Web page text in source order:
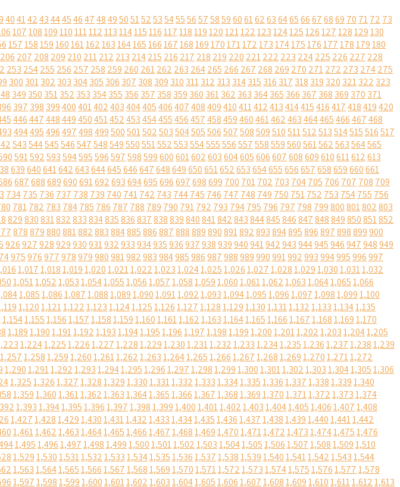
404142434445464748495051525354555657585960616263646566676869 70 7172 73
107108109110111112113114115116117118119120121122123124125126127128129130
157158159160161162163164165166167168169170171172173174175176177178179180
206 207 208 209 210 211212 213 214215 216 217 218 219 220 221222 223 224225 226 227 228
253 254255 256 257 258 259 260 261262 263 264265 266 267 268 269 270 271272 273 274275
300 301302 303 304305 306 307 308 309 310 311312 313 314315 316 317 318 319 320 321322 323
349 350 351352 353 354355 356 357 358 359 360 361362 363 364365 366 367 368 369 370 371
397 398 399400401402403404405406407408409410411412413414415416417418419420
446447448449450451452453454455456457458459460461462463464465466467468
494495496497498499500501502503504505506507508509510511512513514515516517
543544545546547548549550551552553554555556557558559560561562563564565
591592593594595596597598599600601602603604605606607608609610611612613
639640641642643644645646647648649650651652653654655656657658659660661
687688689690691692693694695696697698699 700 701702 703 704705 706 707 708 709
734735 736 737 738 739 740 741742 743 744745 746 747 748 749 750 751752 753 754755 756
781782 783 784785 786 787 788 789 790 791792 793 794795 796 797 798 799800801802803
829830831832833834835836837838839840841842843844845846847848849850851852
878879880881882883884885886887888889890891892893894895896897898899900
926927928929930931932933934935936937938939940941942943944945946947948949
975976977978979980981982983984985986987988989990991992993994995996997
1,0171,0181,0191,0201,0211,0221,0231,0241,0251,0261,0271,0281,0291,0301,0311,032
1,0511,0521,0531,0541,0551,0561,0571,0581,0591,0601,0611,0621,0631,0641,0651,066
1,0851,0861,0871,0881,0891,0901,0911,0921,0931,0941,0951,0961,0971,0981,0991,100
1,1201,1211,1221,1231,1241,1251,1261,1271,1281,1291,1301,1311,1321,1331,1341,135
1,1541,1551,1561,1571,1581,1591,1601,1611,1621,1631,1641,1651,1661,1671,1681,1691,170
1,1891,1901,1911,1921,1931,1941,1951,1961,1971,1981,1991,2001,2011,2021,2031,2041,205
1,2241,2251,2261,2271,2281,2291,2301,2311,2321,2331,2341,2351,2361,2371,2381,239
1,2571,2581,2591,2601,2611,2621,2631,2641,2651,2661,2671,2681,2691,2701,2711,272
1,2901,2911,2921,2931,2941,2951,2961,2971,2981,2991,3001,3011,3021,3031,3041,3051,306
1,3251,3261,3271,3281,3291,3301,3311,3321,3331,3341,3351,3361,3371,3381,3391,340
1,3591,3601,3611,3621,3631,3641,3651,3661,3671,3681,3691,3701,3711,3721,3731,374
1,3931,3941,3951,3961,3971,3981,3991,4001,4011,4021,4031,4041,4051,4061,4071,408
1,4271,4281,4291,4301,4311,4321,4331,4341,4351,4361,4371,4381,4391,4401,4411,442
1,4611,4621,4631,4641,4651,4661,4671,4681,4691,4701,4711,4721,4731,4741,4751,476
1,4951,4961,4971,4981,4991,5001,5011,5021,5031,5041,5051,5061,5071,5081,5091,510
1,5291,5301,5311,5321,5331,5341,5351,5361,5371,5381,5391,5401,5411,5421,5431,544
1,5631,5641,5651,5661,5671,5681,5691,5701,5711,5721,5731,5741,5751,5761,5771,578
1,5971,5981,5991,6001,6011,6021,6031,6041,6051,6061,6071,6081,6091,6101,6111,6121,613